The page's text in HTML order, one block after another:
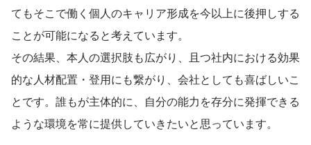
てもそこで働く個人のキャリア形成を今以上に後押しする
ことが可能になると考えています。
その結果、本人の選択肢も広がり、且つ社内における効果
的な人材配置・登用にも繋がり、会社としても喜ばしいこ
とです。誰もが主体的に、自分の能力を存分に発揮できる
ような環境を常に提供していきたいと思っています。